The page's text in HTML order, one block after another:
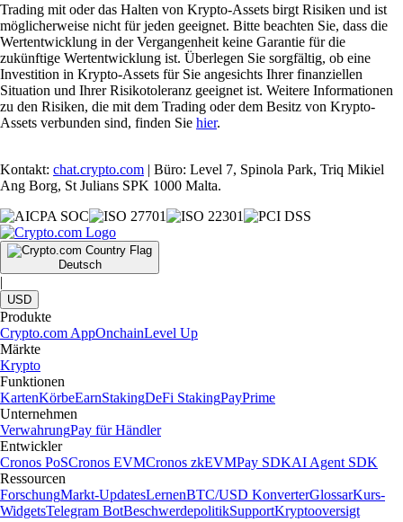
Trading mit oder das Halten von Krypto-Assets birgt Risiken und ist
möglicherweise nicht für jeden geeignet. Bitte beachten Sie, dass die
Wertentwicklung in der Vergangenheit keine Garantie für die
zukünftige Wertentwicklung ist. Überlegen Sie sorgfältig, ob eine
Investition in Krypto-Assets für Sie angesichts Ihrer finanziellen
Situation und Ihrer Risikotoleranz geeignet ist. Weitere Informationen
zu den Risiken, die mit dem Trading oder dem Besitz von Krypto-
Assets verbunden sind, finden Sie hier.
Kontakt: chat.crypto.com | Büro: Level 7, Spinola Park, Triq Mikiel
Ang Borg, St Julians SPK 1000 Malta.
Deutsch
|
USD
Produkte
Crypto.com AppOnchainLevel Up
Märkte
Krypto
Funktionen
KartenKörbeEarnStakingDeFi StakingPayPrime
Unternehmen
VerwahrungPay für Händler
Entwickler
Cronos PoSCronos EVMCronos zkEVMPay SDKAI Agent SDK
Ressourcen
ForschungMarkt-UpdatesLernenBTC/USD KonverterGlossarKurs-
WidgetsTelegram BotBeschwerdepolitikSupportKryptooversigt